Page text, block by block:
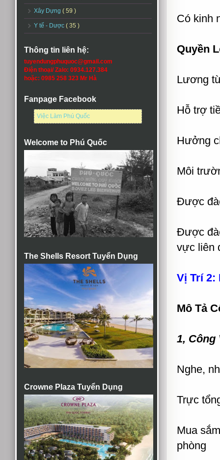
Xây Dựng ( 59 )
Y tế - Dược ( 35 )
Thông tin liên hệ:
tuyendungphuquoc@gmail.com
Điện thoại/ Zalo: 0934.127.384
hoặc: 0985 258 323 Mr Hà
Fanpage Facebook
Việc Làm Phú Quốc
Welcome to Phú Quốc
The Shells Resort Tuyển Dụng
Crowne Plaza Tuyển Dụng
Có kinh
Quyền
Lương
Hỗ trợ
Hưởng
Môi
Được
Được
vực liên
Vị Trí 2:
Mô Tả
1, Công
Nghe,
Trực
Mua
phòng